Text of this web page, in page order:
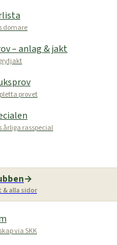
domare
– anlag & jakt
provet
årliga rasspecial
& alla sidor
via SKK